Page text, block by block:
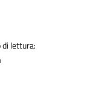
di lettura: